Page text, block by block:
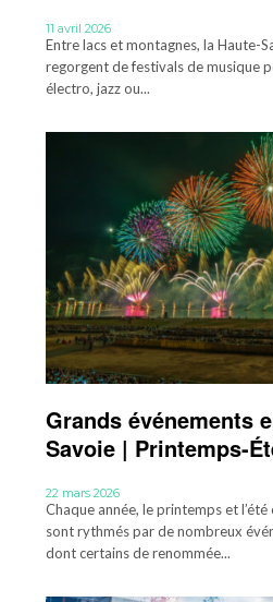
11 avril 2026
Entre lacs et montagnes, la Haute-
regorgent de festivals de musique
électro, jazz ou...
Grands événements
Savoie | Printemps-
22 mars 2026
Chaque année, le printemps et
sont rythmés par de nombreux
dont certains de renommée...